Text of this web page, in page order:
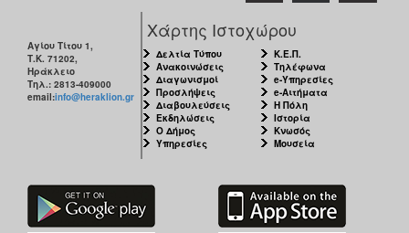
Αγίου Τίτου 1,
Τ.Κ. 71202,
Ηράκλειο
Τηλ.: 2813-409000
email:info@heraklion.gr
Χάρτης Ιστοχώρου
Δελτία Τύπου
Ανακοινώσεις
Διαγωνισμοί
Προσλήψεις
Διαβουλεύσεις
Εκδηλώσεις
Ο Δήμος
Υπηρεσίες
Κ.Ε.Π.
Τηλέφωνα
e-Υπηρεσίες
e-Αιτήματα
Η Πόλη
Ιστορία
Κνωσός
Μουσεία